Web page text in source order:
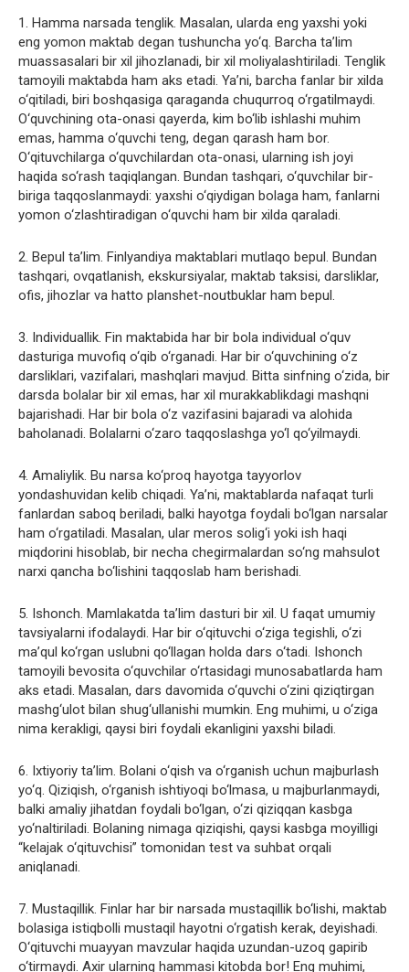
1. Hamma narsada tenglik. Masalan, ularda eng yaxshi yoki
eng yomon maktab degan tushuncha yo‘q. Barcha ta’lim
muassasalari bir xil jihozlanadi, bir xil moliyalashtiriladi. Tenglik
tamoyili maktabda ham aks etadi. Ya’ni, barcha fanlar bir xilda
o‘qitiladi, biri boshqasiga qaraganda chuqurroq o‘rgatilmaydi.
O‘quvchining ota-onasi qayerda, kim bo‘lib ishlashi muhim
emas, hamma o‘quvchi teng, degan qarash ham bor.
O‘qituvchilarga o‘quvchilardan ota-onasi, ularning ish joyi
haqida so‘rash taqiqlangan. Bundan tashqari, o‘quvchilar bir-
biriga taqqoslanmaydi: yaxshi o‘qiydigan bolaga ham, fanlarni
yomon o‘zlashtiradigan o‘quvchi ham bir xilda qaraladi.
2. Bepul ta’lim. Finlyandiya maktablari mutlaqo bepul. Bundan
tashqari, ovqatlanish, ekskursiyalar, maktab taksisi, darsliklar,
ofis, jihozlar va hatto planshet-noutbuklar ham bepul.
3. Individuallik. Fin maktabida har bir bola individual o‘quv
dasturiga muvofiq o‘qib o‘rganadi. Har bir o‘quvchining o‘z
darsliklari, vazifalari, mashqlari mavjud. Bitta sinfning o‘zida, bir
darsda bolalar bir xil emas, har xil murakkablikdagi mashqni
bajarishadi. Har bir bola o‘z vazifasini bajaradi va alohida
baholanadi. Bolalarni o‘zaro taqqoslashga yo‘l qo‘yilmaydi.
4. Amaliylik. Bu narsa ko‘proq hayotga tayyorlov
yondashuvidan kelib chiqadi. Ya’ni, maktablarda nafaqat turli
fanlardan saboq beriladi, balki hayotga foydali bo‘lgan narsalar
ham o‘rgatiladi. Masalan, ular meros solig‘i yoki ish haqi
miqdorini hisoblab, bir necha chegirmalardan so‘ng mahsulot
narxi qancha bo‘lishini taqqoslab ham berishadi.
5. Ishonch. Mamlakatda ta’lim dasturi bir xil. U faqat umumiy
tavsiyalarni ifodalaydi. Har bir o‘qituvchi o‘ziga tegishli, o‘zi
ma’qul ko‘rgan uslubni qo‘llagan holda dars o‘tadi. Ishonch
tamoyili bevosita o‘quvchilar o‘rtasidagi munosabatlarda ham
aks etadi. Masalan, dars davomida o‘quvchi o‘zini qiziqtirgan
mashg‘ulot bilan shug‘ullanishi mumkin. Eng muhimi, u o‘ziga
nima kerakligi, qaysi biri foydali ekanligini yaxshi biladi.
6. Ixtiyoriy ta’lim. Bolani o‘qish va o‘rganish uchun majburlash
yo‘q. Qiziqish, o‘rganish ishtiyoqi bo‘lmasa, u majburlanmaydi,
balki amaliy jihatdan foydali bo‘lgan, o‘zi qiziqqan kasbga
yo‘naltiriladi. Bolaning nimaga qiziqishi, qaysi kasbga moyilligi
“kelajak o‘qituvchisi” tomonidan test va suhbat orqali
aniqlanadi.
7. Mustaqillik. Finlar har bir narsada mustaqillik bo‘lishi, maktab
bolasiga istiqbolli mustaqil hayotni o‘rgatish kerak, deyishadi.
O‘qituvchi muayyan mavzular haqida uzundan-uzoq gapirib
o‘tirmaydi. Axir ularning hammasi kitobda bor! Eng muhimi,